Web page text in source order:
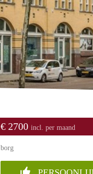
€ 2700 incl. per maand
borg